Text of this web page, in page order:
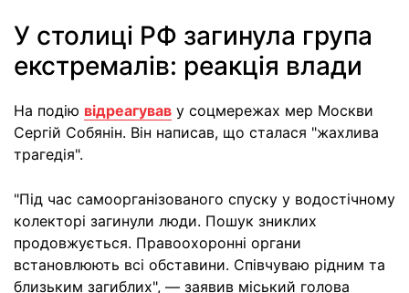
У столиці РФ загинула група
екстремалів: реакція влади
На подію відреагував у соцмережах мер Москви
Сергій Собянін. Він написав, що сталася "жахлива
трагедія".
"Під час самоорганізованого спуску у водостічному
колекторі загинули люди. Пошук зниклих
продовжується. Правоохоронні органи
встановлюють всі обставини. Співчуваю рідним та
близьким загиблих", — заявив міський голова